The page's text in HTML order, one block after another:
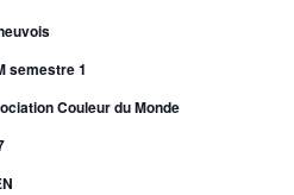
semestre 1
Couleur du Monde